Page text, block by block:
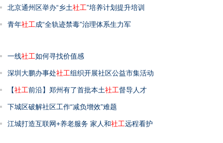
北京通州区举办“乡土社工”培养计划提升培训
青年社工成“全轨迹禁毒”治理体系生力军
一线社工如何寻找价值感
深圳大鹏办事处社工组织开展社区公益市集活动
【社工前沿】郑州有了首批本土社工督导人才
下城区破解社区工作“减负增效”难题
江城打造互联网+养老服务 家人和社工远程看护